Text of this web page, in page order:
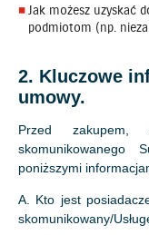
Jak możesz uzyskać
podmiotom (np.
2. Kluczowe
umowy.
Przed zakupem,
poniższymi
A. Kto jest
skomunikowany/